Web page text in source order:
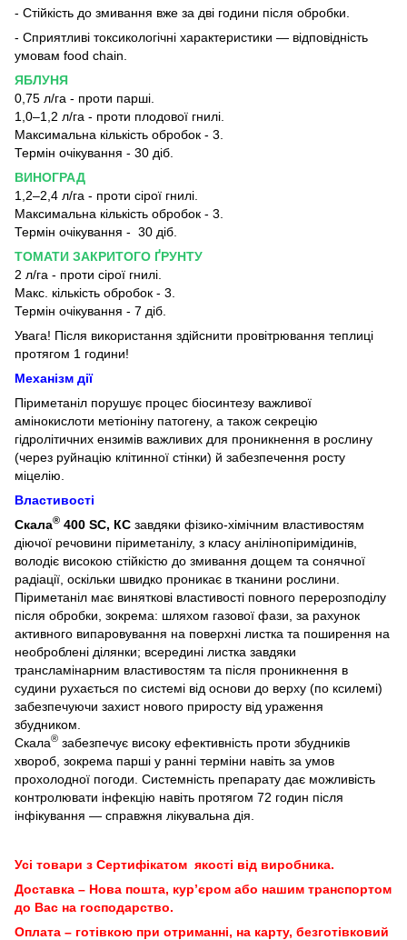
- Стійкість до змивання вже за дві години після обробки.
- Сприятливі токсикологічні характеристики — відповідність
умовам food chain.
ЯБЛУНЯ
0,75 л/га - проти парші.
1,0–1,2 л/га - проти плодової гнилі.
Максимальна кількість обробок - 3.
Термін очікування - 30 діб.
ВИНОГРАД
1,2–2,4 л/га - проти сірої гнилі.
Максимальна кількість обробок - 3.
Термін очікування - 30 діб.
ТОМАТИ ЗАКРИТОГО ҐРУНТУ
2 л/га - проти сірої гнилі.
Макс. кількість обробок - 3.
Термін очікування - 7 діб.
Увага! Після використання здійснити провітрювання теплиці
протягом 1 години!
Механізм дії
Піриметаніл порушує процес біосинтезу важливої
амінокислоти метіоніну патогену, а також секрецію
гідролітичних ензимів важливих для проникнення в рослину
(через руйнацію клітинної стінки) й забезпечення росту
міцелію.
Властивості
Скала® 400 SC, КС завдяки фізико-хімічним властивостям
діючої речовини піриметанілу, з класу анілінопіримідинів,
володіє високою стійкістю до змивання дощем та сонячної
радіації, оскільки швидко проникає в тканини рослини.
Піриметаніл має виняткові властивості повного перерозподілу
після обробки, зокрема: шляхом газової фази, за рахунок
активного випаровування на поверхні листка та поширення на
необроблені ділянки; всередині листка завдяки
трансламінарним властивостям та після проникнення в
судини рухається по системі від основи до верху (по ксилемі)
забезпечуючи захист нового приросту від ураження
збудником.
Скала® забезпечує високу ефективність проти збудників
хвороб, зокрема парші у ранні терміни навіть за умов
прохолодної погоди. Системність препарату дає можливість
контролювати інфекцію навіть протягом 72 годин після
інфікування — справжня лікувальна дія.
Усі товари з Сертифікатом якості від виробника.
Доставка – Нова пошта, кур’єром або нашим транспортом
до Вас на господарство.
Оплата – готівкою при отриманні, на карту, безготівковий